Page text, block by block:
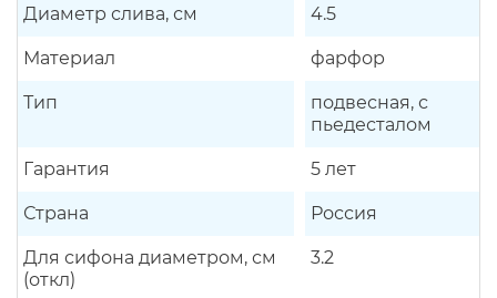
Диаметр слива, см 4.5
Материал фарфор
Тип
подвесная, с
пьедесталом
Гарантия 5 лет
Страна Россия
Для сифона диаметром, см
(откл)
3.2